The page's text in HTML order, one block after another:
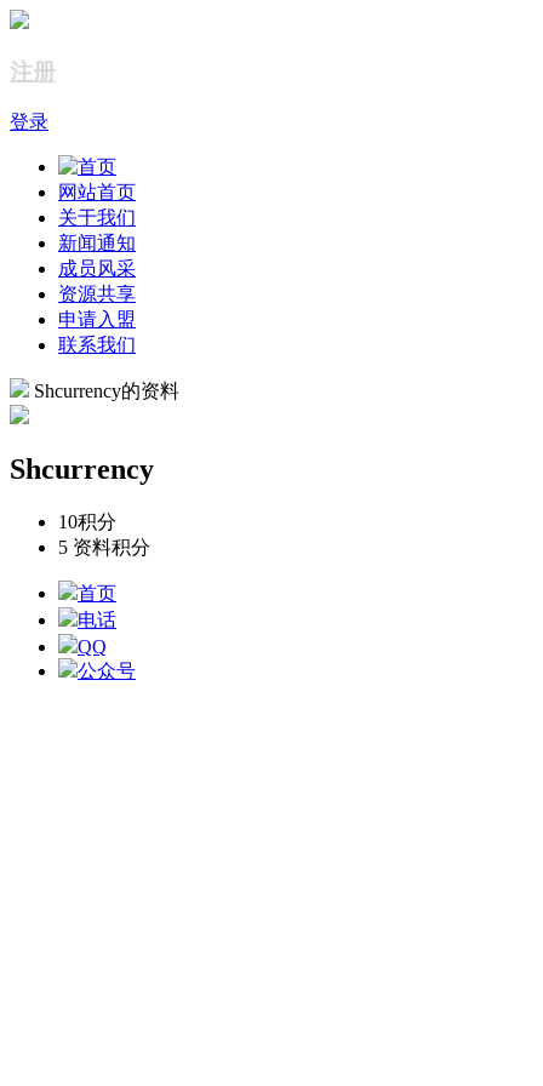
注册
登录
网站首页
关于我们
新闻通知
成员风采
资源共享
申请入盟
联系我们
Shcurrency的资料
Shcurrency
10积分
5 资料积分
首页
电话
QQ
公众号